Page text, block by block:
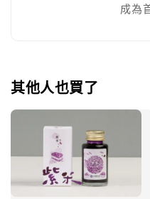
成為
其他人也買了